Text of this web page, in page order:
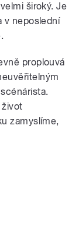
široký. Je
v neposlední
proplouvá
život
zamyslíme,